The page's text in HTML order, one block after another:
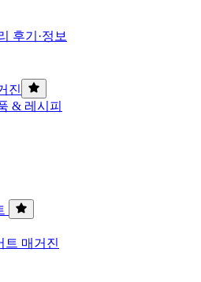
후기·정보
진
& 레시피
트 매거진